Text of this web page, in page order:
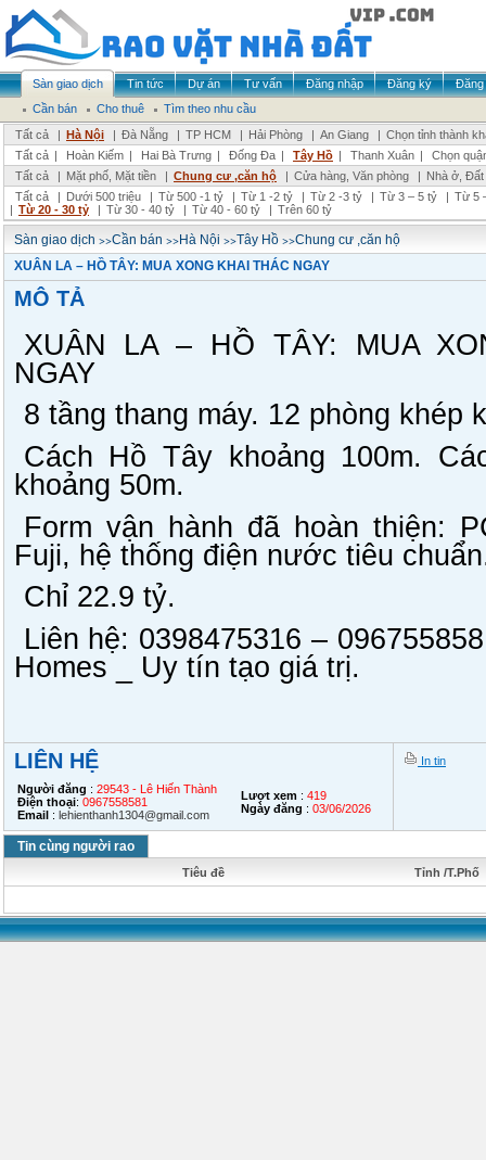
Sàn giao dịch Tin tức Dự án Tư vấn Đăng nhập Đăng ký
Đăng
Cần bán
Cho thuê
Tìm theo nhu cầu
Tất cả
| Hà Nội | Đà Nẵng | TP HCM | Hải Phòng | An Giang | Chọn tỉnh thành
Tất cả | Hoàn Kiếm | Hai Bà Trưng | Đống Đa | Tây Hồ | Thanh Xuân |
Chọn
Tất cả
| Mặt phố, Mặt tiền | Chung cư ,căn hộ | Cửa hàng, Văn phòng | Nhà ở,
Tất cả
| Dưới 500 triệu | Từ 500 -1 tỷ | Từ 1 -2 tỷ | Từ 2 -3 tỷ | Từ 3 – 5 tỷ | Từ 5
| Từ 20 - 30 tỷ | Từ 30 - 40 tỷ | Từ 40 - 60 tỷ | Trên 60 tỷ
Sàn giao dịch >>Cần bán >>Hà Nội >>Tây Hồ >>Chung cư ,căn hộ
XUÂN LA – HỒ TÂY: MUA XONG KHAI THÁC NGAY
MÔ TẢ
XUÂN LA – HỒ TÂY: MUA
NGAY
8 tầng thang máy. 12 phòng khép
Cách Hồ Tây khoảng 100m.
khoảng 50m.
Form vận hành đã hoàn thiện:
Fuji, hệ thống điện nước tiêu
Chỉ 22.9 tỷ.
Liên hệ: 0398475316 –
Homes _ Uy tín tạo giá trị.
LIÊN HỆ
Người đăng : 29543 - Lê Hiến Thành
Điện thoại: 0967558581
Email : lehienthanh1304@gmail.com
Lượt xem : 419
Ngày đăng : 03/06/2026
In tin
Tin cùng người rao
Tiêu đề Tỉnh /T.Phố